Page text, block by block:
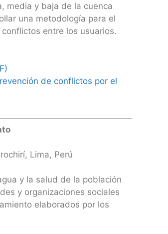
media y baja de la cuenca
una metodología para el
entre los usuarios.
de conflictos por el
Lima, Perú
y la salud de la población
y organizaciones sociales
elaborados por los